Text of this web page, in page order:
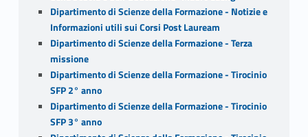
Dipartimento di Scienze della Formazione - Notizie e
Informazioni utili sui Corsi Post Lauream
Dipartimento di Scienze della Formazione - Terza
missione
Dipartimento di Scienze della Formazione - Tirocinio
SFP 2° anno
Dipartimento di Scienze della Formazione - Tirocinio
SFP 3° anno